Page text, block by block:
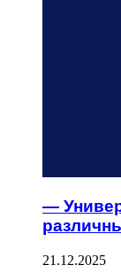
—
21.12.2025